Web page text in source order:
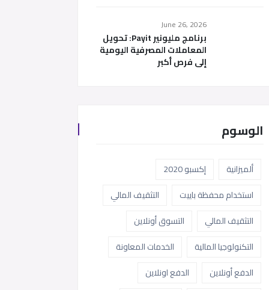
June 26, 2026
برنامج مليونير Payit: تحويل
المعاملات المصرفية اليومية
إلى فرص أكبر
الوسوم
ألميزانية
إكسبو 2020
استخدام محفظة باييت
التثقيف المالي
التثقيف المالي
التسوق أونلاين
التكنولوجيا المالية
الخدمات المعاونة
الدفع أونلاين
الدفع اونلاين